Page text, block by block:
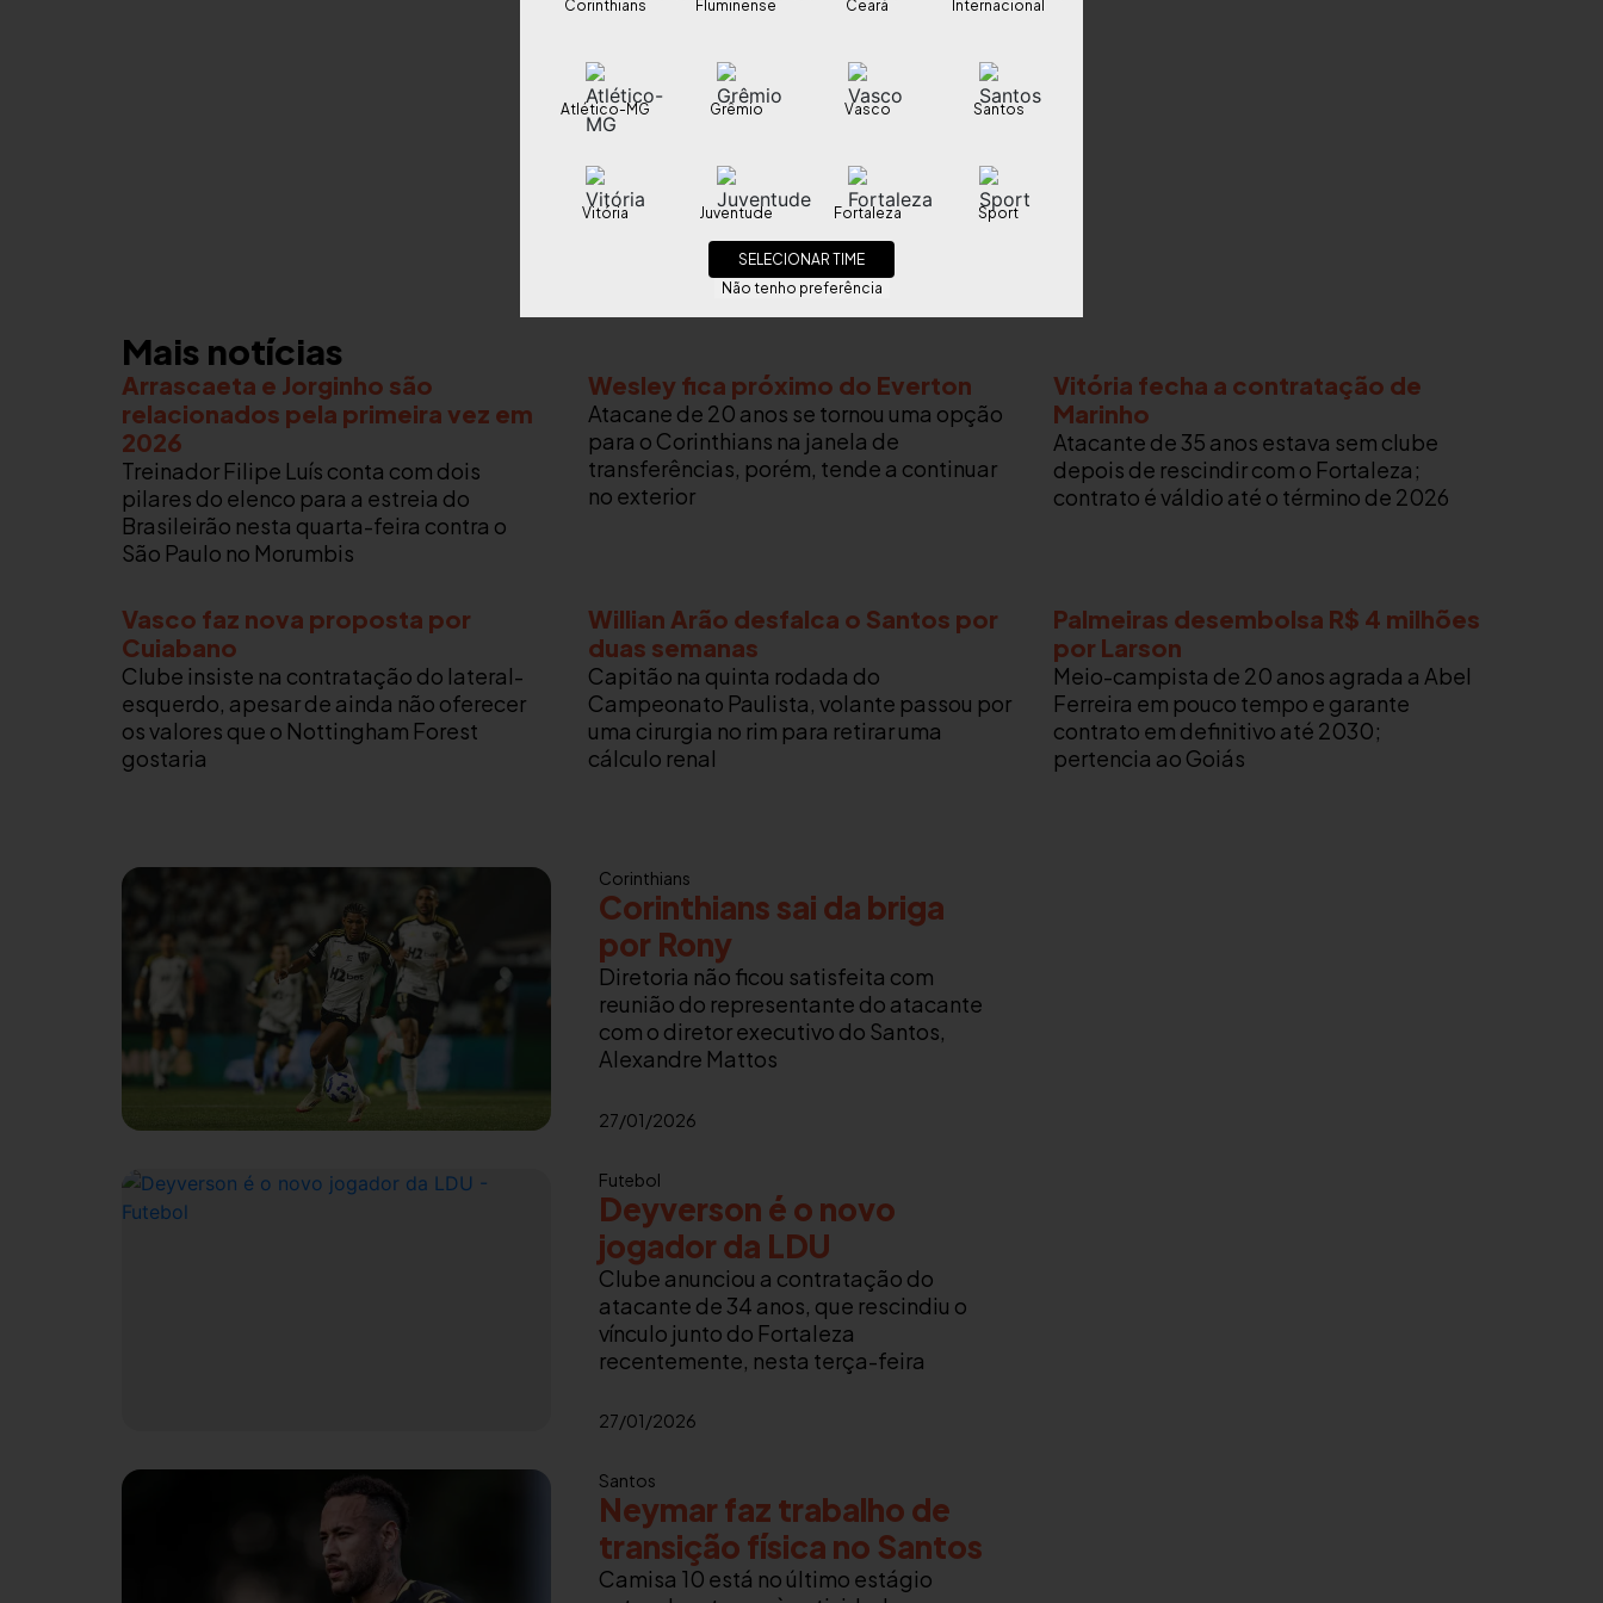
Mais notícias
Arrascaeta e Jorginho são
relacionados pela primeira vez em
2026
Treinador Filipe Luís conta com dois
pilares do elenco para a estreia do
Brasileirão nesta quarta-feira contra o
São Paulo no Morumbis
Wesley fica próximo do Everton
Atacane de 20 anos se tornou uma opção
para o Corinthians na janela de
transferências, porém, tende a continuar
no exterior
Vitória fecha a contratação de
Marinho
Atacante de 35 anos estava sem clube
depois de rescindir com o Fortaleza;
contrato é váldio até o término de 2026
Vasco faz nova proposta por
Cuiabano
Clube insiste na contratação do lateral-
esquerdo, apesar de ainda não oferecer
os valores que o Nottingham Forest
gostaria
Willian Arão desfalca o Santos por
duas semanas
Capitão na quinta rodada do
Campeonato Paulista, volante passou por
uma cirurgia no rim para retirar uma
cálculo renal
Palmeiras desembolsa R$ 4 milhões
por Larson
Meio-campista de 20 anos agrada a Abel
Ferreira em pouco tempo e garante
contrato em definitivo até 2030;
pertencia ao Goiás
Corinthians
Corinthians sai da briga
por Rony
Diretoria não ficou satisfeita com
reunião do representante do atacante
com o diretor executivo do Santos,
Alexandre Mattos
27/01/2026
Futebol
Deyverson é o novo
jogador da LDU
Clube anunciou a contratação do
atacante de 34 anos, que rescindiu o
vínculo junto do Fortaleza
recentemente, nesta terça-feira
27/01/2026
Santos
Neymar faz trabalho de
transição física no Santos
Camisa 10 está no último estágio
Corinthians Fluminense Ceará Internacional
Atlético-MG Grêmio Vasco Santos
Vitória Juventude Fortaleza Sport
SELECIONAR TIME
Não tenho preferência